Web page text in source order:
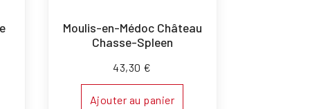
Moulis-en-Médoc Château
Chasse-Spleen
43,30 €
Ajouter au panier